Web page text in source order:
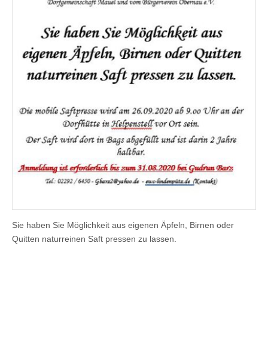
Sie haben Sie Möglichkeit aus eigenen Äpfeln, Birnen oder
Quitten naturreinen Saft pressen zu lassen.